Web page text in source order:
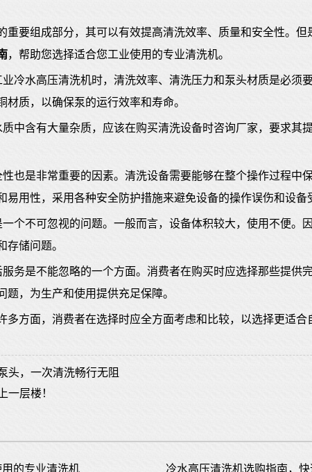
重要组成部分，其可以有效提高清洗效率、质量和安全性。
，帮助您选择适合您工业使用的专业清洗机。
冷水高压清洗机时，清洗效率、清洗压力和泵头材质是必须
质，以确保泵的运行效率和寿命。
中含有大量杂质，应该在购买清洗设备时咨询厂家，要求其
也是非常重要的因素。清洗设备需要能够在整个操作过程中
用性，采用各种安全防护措施来避免设备的操作误伤和设备
个不可忽视的问题。一般而言，设备体积较大，使用不便。
储问题。
务是不能忽略的一个方面。消费者在购买时应选择那些提供
，为生产和使用提供充足保障。
方面，消费者在选择时应全方面考虑和比较，以选择更适合
头，一次清洗畅行无阻
一层楼！
的专业清洗机
冷水高压清洗机选购指南，